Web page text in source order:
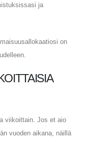
ja
on
viikoittain. Jos et aio
vuoden aikana, näillä